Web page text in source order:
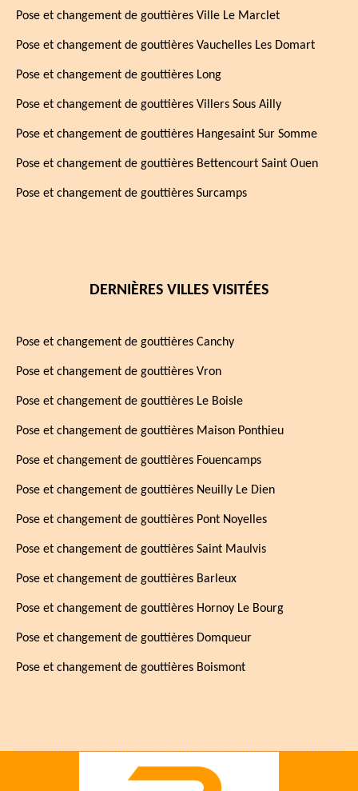
Pose et changement de gouttières Ville Le Marclet
Pose et changement de gouttières Vauchelles Les Domart
Pose et changement de gouttières Long
Pose et changement de gouttières Villers Sous Ailly
Pose et changement de gouttières Hangesaint Sur Somme
Pose et changement de gouttières Bettencourt Saint Ouen
Pose et changement de gouttières Surcamps
DERNIÈRES VILLES VISITÉES
Pose et changement de gouttières Canchy
Pose et changement de gouttières Vron
Pose et changement de gouttières Le Boisle
Pose et changement de gouttières Maison Ponthieu
Pose et changement de gouttières Fouencamps
Pose et changement de gouttières Neuilly Le Dien
Pose et changement de gouttières Pont Noyelles
Pose et changement de gouttières Saint Maulvis
Pose et changement de gouttières Barleux
Pose et changement de gouttières Hornoy Le Bourg
Pose et changement de gouttières Domqueur
Pose et changement de gouttières Boismont